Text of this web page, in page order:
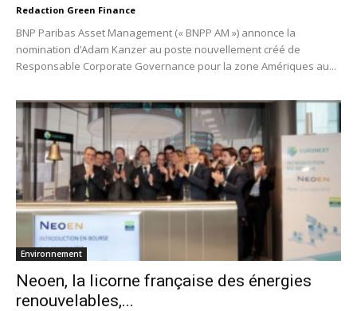
Redaction Green Finance
BNP Paribas Asset Management (« BNPP AM ») annonce la
nomination d’Adam Kanzer au poste nouvellement créé de
Responsable Corporate Governance pour la zone Amériques au...
Environnement
Neoen, la licorne française des énergies
renouvelables,...